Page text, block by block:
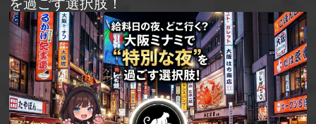
EVENTS
イベント情報
SHOP
店舗情報・よくある質問
VISITORS TO JAPAN
外国人観光客向け
RECRUIT
採用情報
を過ごす選択肢！